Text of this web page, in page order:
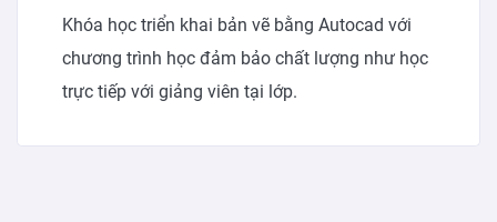
Khóa học triển khai bản vẽ bằng Autocad với
chương trình học đảm bảo chất lượng như học
trực tiếp với giảng viên tại lớp.